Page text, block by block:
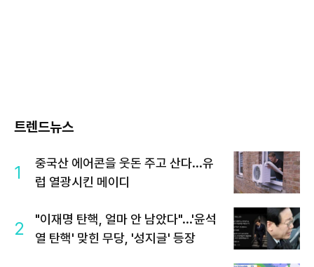
트렌드뉴스
1
중국산 에어콘을 웃돈 주고 산다...유
럽 열광시킨 메이디
2
"이재명 탄핵, 얼마 안 남았다"...'윤석
열 탄핵' 맞힌 무당, '성지글' 등장